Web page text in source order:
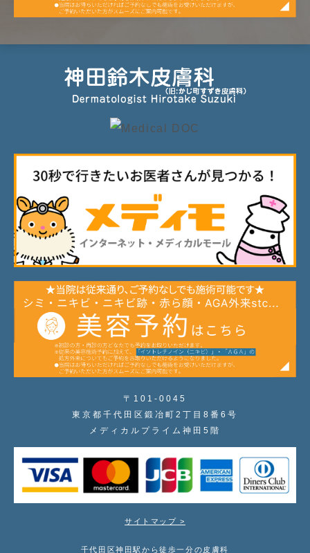
〒101-0045
東京都千代田区鍛冶町2丁目8番6号
メディカルプライム神田5階
サイトマップ >
千代田区神田駅から徒歩一分の皮膚科